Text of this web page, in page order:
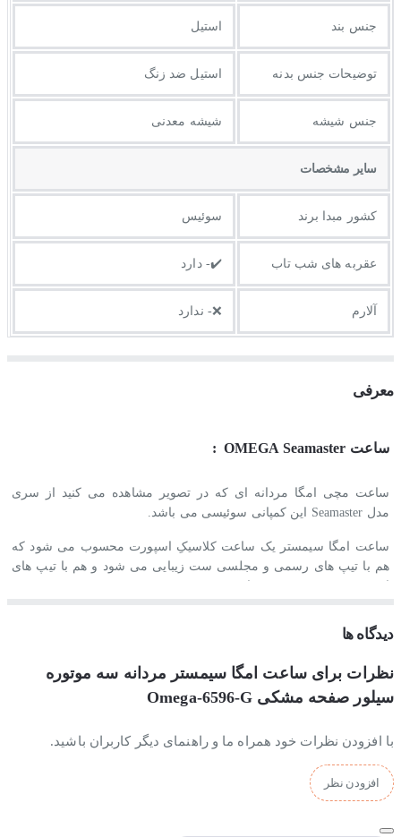
جنس بند استیل
توضيحات جنس بدنه استیل ضد زنگ
جنس شیشه شیشه معدنی
ساير مشخصات
کشور مبدا برند سوئیس
عقربه های شب تاب ✔️- دارد
آلارم ❌- ندارد
معرفی
ساعت OMEGA Seamaster :
ساعت مچی امگا مردانه ای که در تصویر مشاهده می کنید از سری
مدل Seamaster این کمپانی سوئیسی می باشد.
ساعت امگا سیمستر یک ساعت کلاسیکِ اسپورت محسوب می شود که
هم با تیپ های رسمی و مجلسی ست زیبایی می شود و هم با تیپ های
جنس بند و بدنه ساعت مچی امگا سیمستر:
جنس بدنه و بند این ساعت از استیل ضدزنگ و ضدحساسیت ساخته شده
است و بخاطر آبکاری قوی و با ثباتی که بروی آن انجام شده، کاملا رنگ
ثابتی دارد و با شستشو و استفاده مداوم تغییر رنگ نمی دهد.
موتور ساعت امگا سیمستر کرنوگراف مردانه :
موتور این ساعت امگا از نوع کوارتز(باتری خور) است که ساخت شرکت
دیدگاه ها
نظرات برای ساعت امگا سیمستر مردانه سه موتوره
سیلور صفحه مشکی Omega-6596-G
با افزودن نظرات خود همراه ما و راهنمای دیگر کاربران باشید.
افزودن نظر